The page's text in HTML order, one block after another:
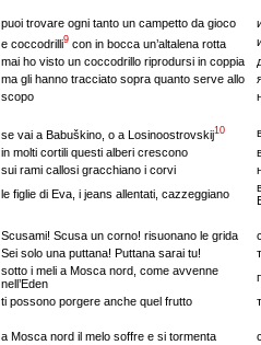
puoi trovare ogni tanto un campetto da gioco
e coccodrilli9 con in bocca un’altalena rotta
mai ho visto un coccodrillo riprodursi in coppia
ma gli hanno tracciato sopra quanto serve allo
scopo
se vai a Babuškino, o a Losinoostrovskij10
in molti cortili questi alberi crescono
sui rami callosi gracchiano i corvi
le figlie di Eva, i jeans allentati, cazzeggiano
Scusami! Scusa un corno! risuonano le grida
Sei solo una puttana! Puttana sarai tu!
sotto i meli a Mosca nord, come avvenne
nell’Eden
ti possono porgere anche quel frutto
a Mosca nord il melo soffre e si tormenta